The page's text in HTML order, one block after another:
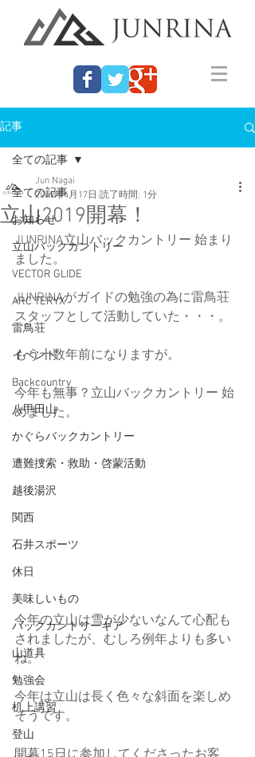
記事
全ての記事
お知らせ
立山バックカントリー
VECTOR GLIDE
ARC'TERYX
雷鳥荘
イベント
Backcountry
八甲田山
かぐらバックカントリー
遭難捜索・救助・啓蒙活動
越後湯沢
関西
石井スポーツ
休日
美味しいもの
バックカントリーギア
山道具
勉強会
机上講習
登山
全ての記事
立山2019開幕！
Jun Nagai
2019年4月17日 読了時間: 1分
JUNRINA立山バックカントリー 始まり
ました。
JUNRINAがガイドの勉強の為に雷鳥荘
スタッフとして活動していた・・・。
もう十数年前になりますが。
今年も無事？立山バックカントリー 始
めました。
今年の立山は雪が少ないなんて心配も
されましたが、むしろ例年よりも多い
ね。
今年は立山は長く色々な斜面を楽しめ
そうです。